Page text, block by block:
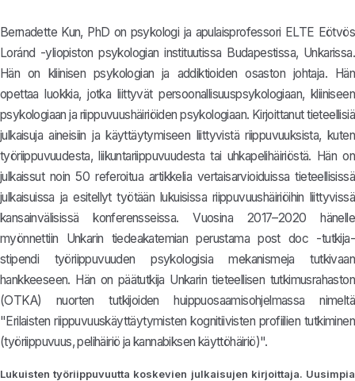
Bernadette Kun, PhD on psykologi ja apulaisprofessori ELTE Eötvös
Loránd -yliopiston psykologian instituutissa Budapestissa, Unkarissa.
Hän on kliinisen psykologian ja addiktioiden osaston johtaja. Hän
opettaa luokkia, jotka liittyvät persoonallisuuspsykologiaan, kliiniseen
psykologiaan ja riippuvuushäiriöiden psykologiaan. Kirjoittanut tieteellisiä
julkaisuja aineisiin ja käyttäytymiseen liittyvistä riippuvuuksista, kuten
työriippuvuudesta, liikuntariippuvuudesta tai uhkapelihäiriöstä. Hän on
julkaissut noin 50 referoitua artikkelia vertaisarvioiduissa tieteellisissä
julkaisuissa ja esitellyt työtään lukuisissa riippuvuushäiriöihin liittyvissä
kansainvälisissä konferensseissa. Vuosina 2017–2020 hänelle
myönnettiin Unkarin tiedeakatemian perustama post doc -tutkija-
stipendi työriippuvuuden psykologisia mekanismeja tutkivaan
hankkeeseen. Hän on päätutkija Unkarin tieteellisen tutkimusrahaston
(OTKA) nuorten tutkijoiden huippuosaamisohjelmassa nimeltä
"Erilaisten riippuvuuskäyttäytymisten kognitiivisten profiilien tutkiminen
(työriippuvuus, pelihäiriö ja kannabiksen käyttöhäiriö)".
Lukuisten työriippuvuutta koskevien julkaisujen kirjoittaja. Uusimpia